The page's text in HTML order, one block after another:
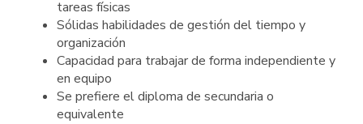
tareas físicas
Sólidas habilidades de gestión del tiempo y
organización
Capacidad para trabajar de forma independiente y
en equipo
Se prefiere el diploma de secundaria o
equivalente